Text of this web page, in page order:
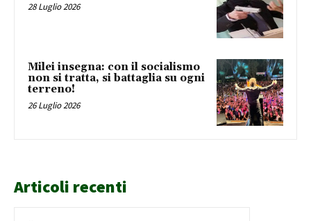
28 Luglio 2026
Milei insegna: con il socialismo
non si tratta, si battaglia su ogni
terreno!
26 Luglio 2026
Articoli recenti